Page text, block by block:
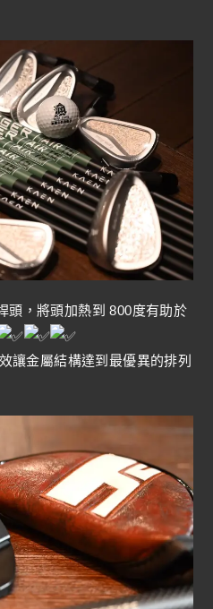
頭，將頭加熱到 800度有助於
讓金屬結構達到最優異的排列